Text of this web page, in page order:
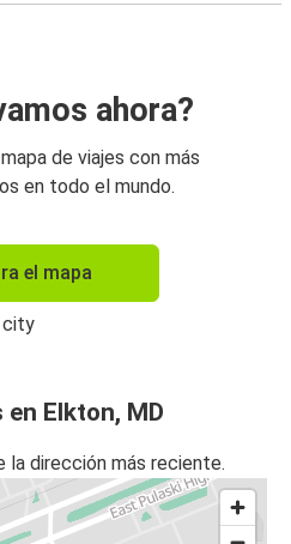
ahora?
de viajes con más
en todo el mundo.
el mapa
Elkton, MD
dirección más reciente.